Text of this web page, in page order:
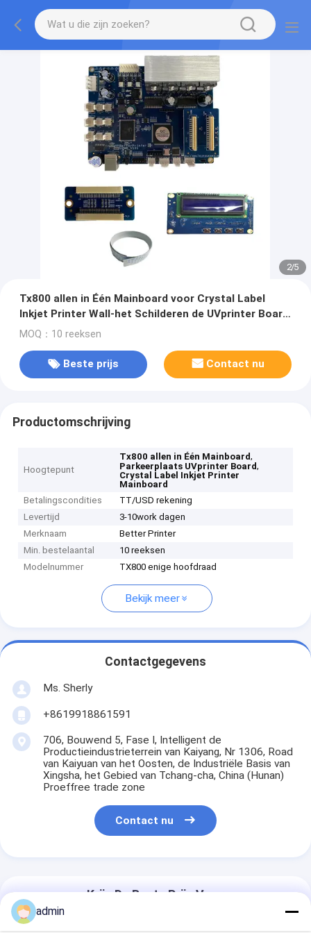
2/5
Tx800 allen in Één Mainboard voor Crystal Label
Inkjet Printer Wall-het Schilderen de UVprinter Board
van de Reclameparkeerplaats
MOQ：10 reeksen
Beste prijs Contact nu
Productomschrijving
Hoogtepunt
Tx800 allen in Één Mainboard,
Parkeerplaats UVprinter Board,
Crystal Label Inkjet Printer
Mainboard
Betalingscondities
TT/USD rekening
Levertijd
3-10work dagen
Merknaam
Better Printer
Min. bestelaantal
10 reeksen
Modelnummer
TX800 enige hoofdraad
Bekijk meer
Contactgegevens
Ms. Sherly
+8619918861591
706, Bouwend 5, Fase I, Intelligent de
Productieindustrieterrein van Kaiyang, Nr 1306, Road
van Kaiyuan van het Oosten, de Industriële Basis van
Xingsha, het Gebied van Tchang-cha, China (Hunan)
Proeffree trade zone
Contact nu
Krijg De Beste Prijs Voor
admin